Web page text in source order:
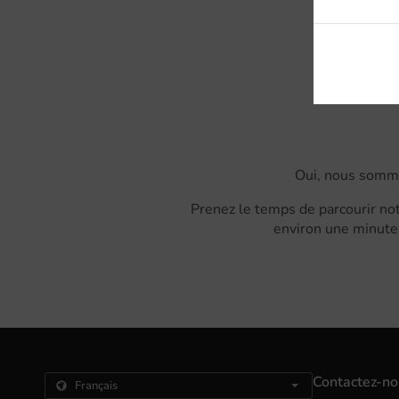
Oui, nous
Prenez le temps de parcourir
environ une
Contactez-